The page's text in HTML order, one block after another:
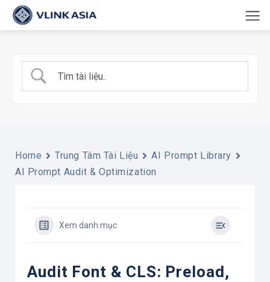
qua
dung
Home Trung Tâm Tài Liệu
AI Prompt Library
AI Prompt Audit & Optimization
Xem danh mục
Audit Font & CLS: Preload,